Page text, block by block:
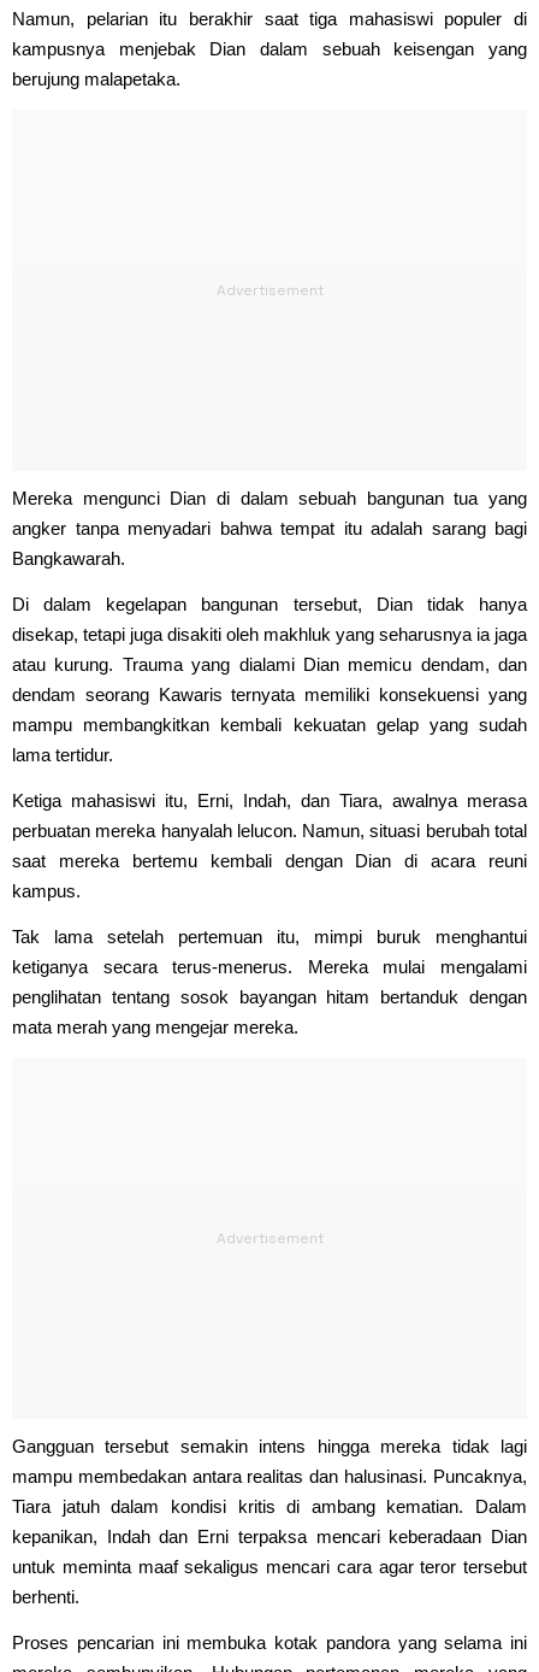
Namun, pelarian itu berakhir saat tiga mahasiswi populer di
kampusnya menjebak Dian dalam sebuah keisengan yang
berujung malapetaka.
Mereka mengunci Dian di dalam sebuah bangunan tua yang
angker tanpa menyadari bahwa tempat itu adalah sarang bagi
Bangkawarah.
Di dalam kegelapan bangunan tersebut, Dian tidak hanya
disekap, tetapi juga disakiti oleh makhluk yang seharusnya ia jaga
atau kurung. Trauma yang dialami Dian memicu dendam, dan
dendam seorang Kawaris ternyata memiliki konsekuensi yang
mampu membangkitkan kembali kekuatan gelap yang sudah
lama tertidur.
Ketiga mahasiswi itu, Erni, Indah, dan Tiara, awalnya merasa
perbuatan mereka hanyalah lelucon. Namun, situasi berubah total
saat mereka bertemu kembali dengan Dian di acara reuni
kampus.
Tak lama setelah pertemuan itu, mimpi buruk menghantui
ketiganya secara terus-menerus. Mereka mulai mengalami
penglihatan tentang sosok bayangan hitam bertanduk dengan
mata merah yang mengejar mereka.
Gangguan tersebut semakin intens hingga mereka tidak lagi
mampu membedakan antara realitas dan halusinasi. Puncaknya,
Tiara jatuh dalam kondisi kritis di ambang kematian. Dalam
kepanikan, Indah dan Erni terpaksa mencari keberadaan Dian
untuk meminta maaf sekaligus mencari cara agar teror tersebut
berhenti.
Proses pencarian ini membuka kotak pandora yang selama ini